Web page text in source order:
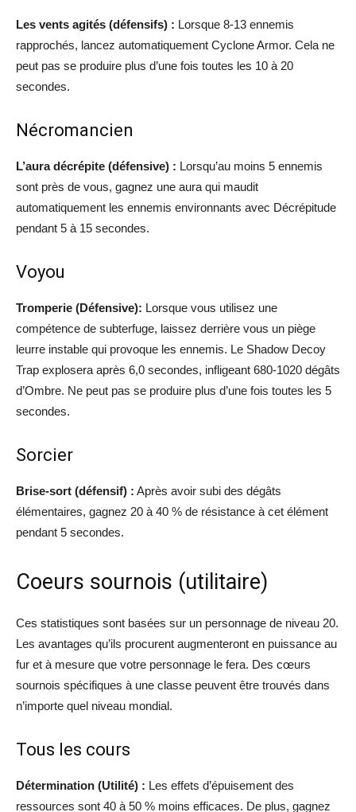
Les vents agités (défensifs) : Lorsque 8-13 ennemis
rapprochés, lancez automatiquement Cyclone Armor. Cela ne
peut pas se produire plus d’une fois toutes les 10 à 20
secondes.
Nécromancien
L’aura décrépite (défensive) : Lorsqu’au moins 5 ennemis
sont près de vous, gagnez une aura qui maudit
automatiquement les ennemis environnants avec Décrépitude
pendant 5 à 15 secondes.
Voyou
Tromperie (Défensive): Lorsque vous utilisez une
compétence de subterfuge, laissez derrière vous un piège
leurre instable qui provoque les ennemis. Le Shadow Decoy
Trap explosera après 6,0 secondes, infligeant 680-1020 dégâts
d’Ombre. Ne peut pas se produire plus d’une fois toutes les 5
secondes.
Sorcier
Brise-sort (défensif) : Après avoir subi des dégâts
élémentaires, gagnez 20 à 40 % de résistance à cet élément
pendant 5 secondes.
Coeurs sournois (utilitaire)
Ces statistiques sont basées sur un personnage de niveau 20.
Les avantages qu’ils procurent augmenteront en puissance au
fur et à mesure que votre personnage le fera. Des cœurs
sournois spécifiques à une classe peuvent être trouvés dans
n’importe quel niveau mondial.
Tous les cours
Détermination (Utilité) : Les effets d’épuisement des
ressources sont 40 à 50 % moins efficaces. De plus, gagnez